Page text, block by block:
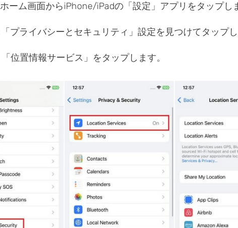
ホーム画面からiPhone/iPadの「設定」アプリをタップし
「プライバシーとセキュリティ」設定を見つけてタップ
「位置情報サービス」をタップします。